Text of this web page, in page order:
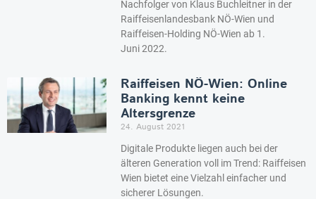
Nachfolger von Klaus Buchleitner in der
Raiffeisenlandesbank NÖ-Wien und
Raiffeisen-Holding NÖ-Wien ab 1.
Juni 2022.
Raiffeisen NÖ-Wien: Online
Banking kennt keine
Altersgrenze
24. August 2021
Digitale Produkte liegen auch bei der
älteren Generation voll im Trend: Raiffeisen
Wien bietet eine Vielzahl einfacher und
sicherer Lösungen.